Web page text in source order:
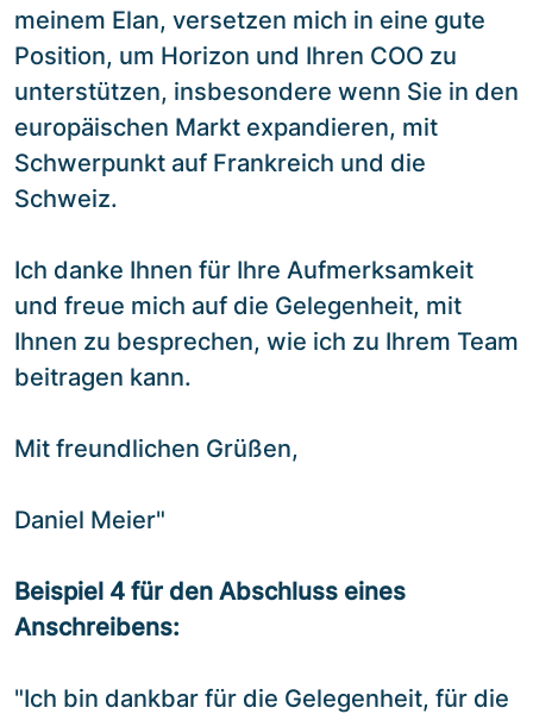
meinem Elan, versetzen mich in eine gute
Position, um Horizon und Ihren COO zu
unterstützen, insbesondere wenn Sie in den
europäischen Markt expandieren, mit
Schwerpunkt auf Frankreich und die
Schweiz.
Ich danke Ihnen für Ihre Aufmerksamkeit
und freue mich auf die Gelegenheit, mit
Ihnen zu besprechen, wie ich zu Ihrem Team
beitragen kann.
Mit freundlichen Grüßen,
Daniel Meier"
Beispiel 4 für den Abschluss eines
Anschreibens:
"Ich bin dankbar für die Gelegenheit, für die